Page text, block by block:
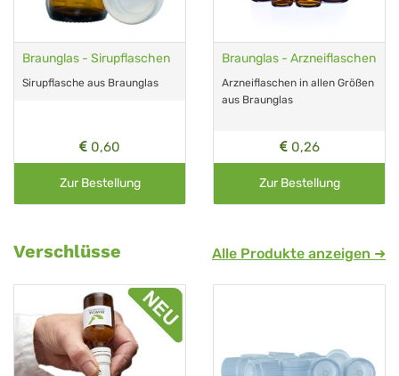
Braunglas - Sirupflaschen
Sirupflasche aus Braunglas
0,60
Zur Bestellung
Braunglas - Arzneiflaschen
Arzneiflaschen in allen Größen
aus Braunglas
0,26
Zur Bestellung
Verschlüsse Alle Produkte anzeigen ➜